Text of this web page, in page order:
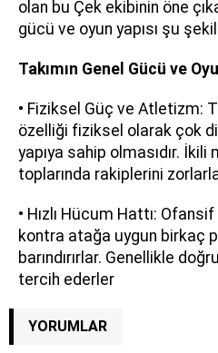
olan bu Çek ekibinin öne
gücü ve oyun yapısı şu
Takımın Genel Gücü ve
• Fiziksel Güç ve Atletizm:
özelliği fiziksel olarak çok
yapıya sahip olmasıdır.
toplarında rakiplerini
• Hızlı Hücum Hattı: Ofansif
kontra atağa uygun birkaç
barındırırlar. Genellikle
tercih ederler
YORUMLAR